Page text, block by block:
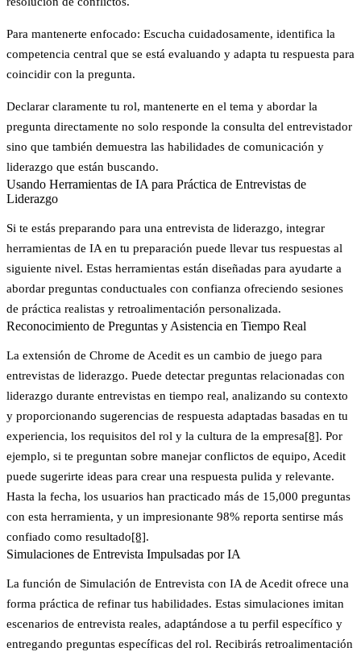
Para mantenerte enfocado: Escucha cuidadosamente, identifica la
competencia central que se está evaluando y adapta tu respuesta para
coincidir con la pregunta.
Declarar claramente tu rol, mantenerte en el tema y abordar la
pregunta directamente no solo responde la consulta del entrevistador
sino que también demuestra las habilidades de comunicación y
liderazgo que están buscando.
Usando Herramientas de IA para Práctica de Entrevistas de
Liderazgo
Si te estás preparando para una entrevista de liderazgo, integrar
herramientas de IA en tu preparación puede llevar tus respuestas al
siguiente nivel. Estas herramientas están diseñadas para ayudarte a
abordar preguntas conductuales con confianza ofreciendo sesiones
de práctica realistas y retroalimentación personalizada.
Reconocimiento de Preguntas y Asistencia en Tiempo Real
La extensión de Chrome de Acedit es un cambio de juego para
entrevistas de liderazgo. Puede detectar preguntas relacionadas con
liderazgo durante entrevistas en tiempo real, analizando su contexto
y proporcionando sugerencias de respuesta adaptadas basadas en tu
experiencia, los requisitos del rol y la cultura de la empresa[8]. Por
ejemplo, si te preguntan sobre manejar conflictos de equipo, Acedit
puede sugerirte ideas para crear una respuesta pulida y relevante.
Hasta la fecha, los usuarios han practicado más de 15,000 preguntas
con esta herramienta, y un impresionante 98% reporta sentirse más
confiado como resultado[8].
Simulaciones de Entrevista Impulsadas por IA
La función de Simulación de Entrevista con IA de Acedit ofrece una
forma práctica de refinar tus habilidades. Estas simulaciones imitan
escenarios de entrevista reales, adaptándose a tu perfil específico y
entregando preguntas específicas del rol. Recibirás retroalimentación